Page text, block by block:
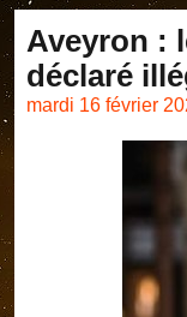
Aveyron :
déclaré
mardi 16 février